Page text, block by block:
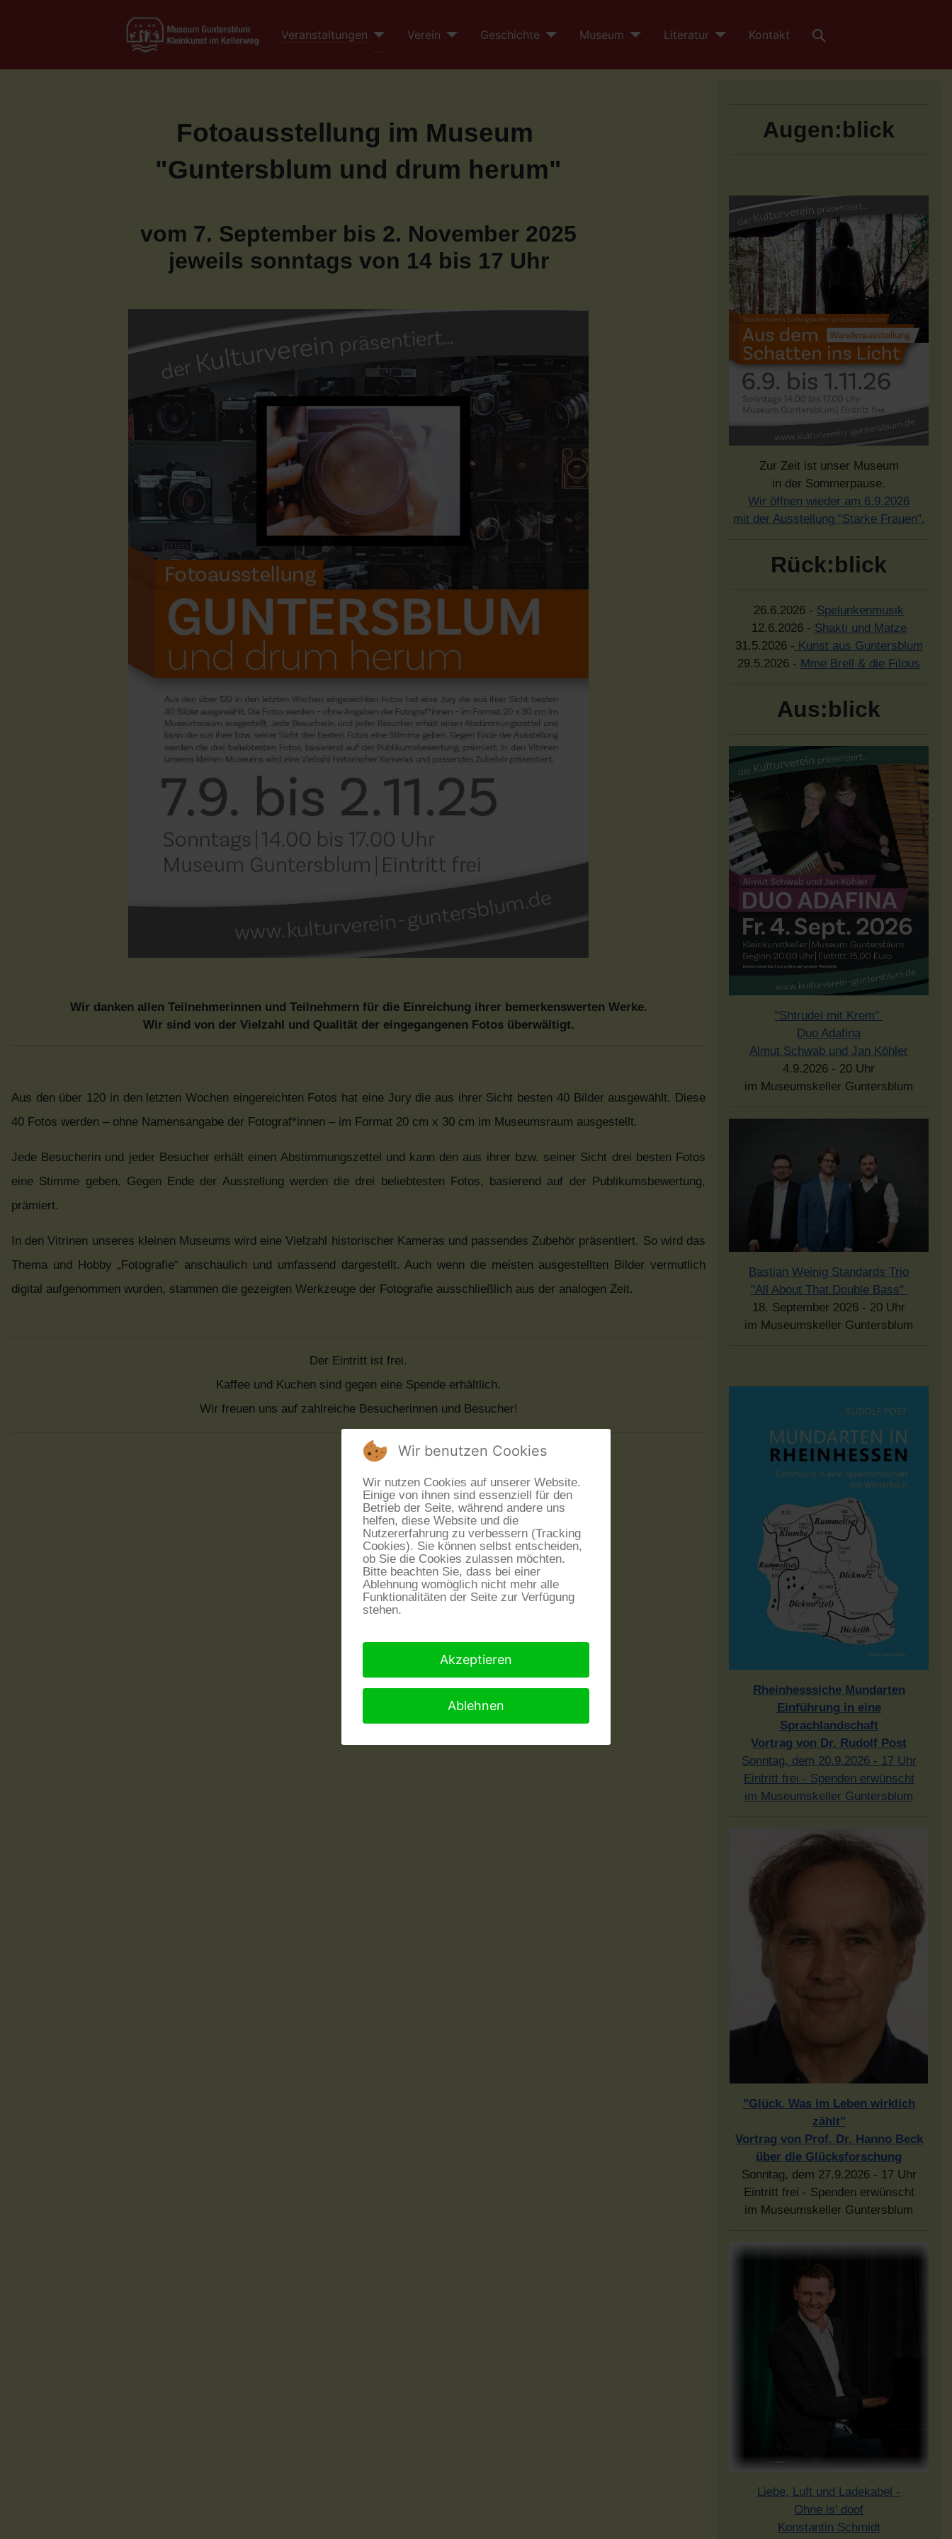
Veranstaltungen Verein Geschichte Museum Literatur Kontakt
Fotoausstellung im Museum
"Guntersblum und drum herum"
vom 7. September bis 2. November 2025
jeweils sonntags von 14 bis 17 Uhr
Wir danken allen Teilnehmerinnen und Teilnehmern für die Einreichung ihrer bemerkenswerten Werke.
Wir sind von der Vielzahl und Qualität der eingegangenen Fotos überwältigt.
Aus den über 120 in den letzten Wochen eingereichten Fotos hat eine Jury die aus ihrer Sicht besten 40 Bilder ausgewählt. Diese
40 Fotos werden – ohne Namensangabe der Fotograf*innen – im Format 20 cm x 30 cm im Museumsraum ausgestellt.
Jede Besucherin und jeder Besucher erhält einen Abstimmungszettel und kann den aus ihrer bzw. seiner Sicht drei besten Fotos
eine Stimme geben. Gegen Ende der Ausstellung werden die drei beliebtesten Fotos, basierend auf der Publikumsbewertung,
prämiert.
In den Vitrinen unseres kleinen Museums wird eine Vielzahl historischer Kameras und passendes Zubehör präsentiert. So wird das
Thema und Hobby „Fotografie“ anschaulich und umfassend dargestellt. Auch wenn die meisten ausgestellten Bilder vermutlich
digital aufgenommen wurden, stammen die gezeigten Werkzeuge der Fotografie ausschließlich aus der analogen Zeit.
Der Eintritt ist frei.
Kaffee und Kuchen sind gegen eine Spende erhältlich.
Wir freuen uns auf zahlreiche Besucherinnen und Besucher!
Augen:blick
Zur Zeit ist unser Museum
in der Sommerpause.
Wir öffnen wieder am 6.9.2026
mit der Ausstellung "Starke Frauen".
Rück:blick
26.6.2026 - Spelunkenmusik
12.6.2026 - Shakti und Matze
31.5.2026 - Kunst aus Guntersblum
29.5.2026 - Mme Brell & die Filous
Aus:blick
"Shtrudel mit Krem"
Duo Adafina
Almut Schwab und Jan Köhler
4.9.2026 - 20 Uhr
im Museumskeller Guntersblum
Bastian Weinig Standards Trio
"All About That Double Bass"
18. September 2026 - 20 Uhr
im Museumskeller Guntersblum
Rheinhesssiche Mundarten
Einführung in eine
Sprachlandschaft
Vortrag von Dr. Rudolf Post
Sonntag, dem 20.9.2026 - 17 Uhr
Eintritt frei - Spenden erwünscht
im Museumskeller Guntersblum
"Glück. Was im Leben wirklich
zählt"
Vortrag von Prof. Dr. Hanno Beck
über die Glücksforschung
Sonntag, dem 27.9.2026 - 17 Uhr
Eintritt frei - Spenden erwünscht
im Museumskeller Guntersblum
Liebe, Luft und Ladekabel -
Ohne is' doof
Konstantin Schmidt
Wir benutzen Cookies
Wir nutzen Cookies auf unserer Website.
Einige von ihnen sind essenziell für den
Betrieb der Seite, während andere uns
helfen, diese Website und die
Nutzererfahrung zu verbessern (Tracking
Cookies). Sie können selbst entscheiden,
ob Sie die Cookies zulassen möchten.
Bitte beachten Sie, dass bei einer
Ablehnung womöglich nicht mehr alle
Funktionalitäten der Seite zur Verfügung
stehen.
Akzeptieren
Ablehnen